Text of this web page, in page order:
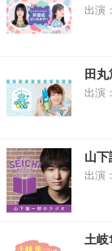
出演
田
出演
山
出演
土岐